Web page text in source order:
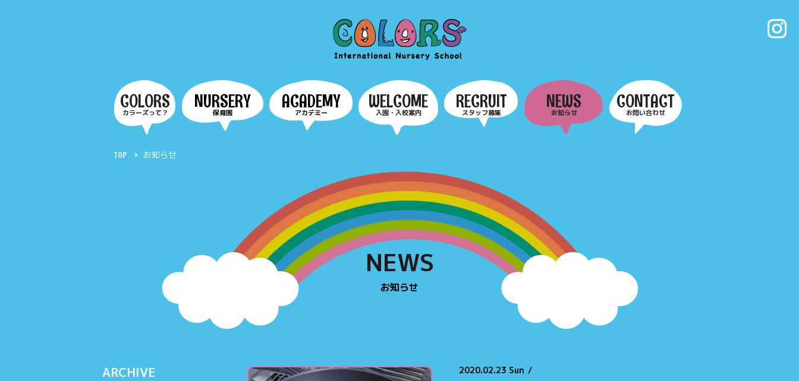
COLORS
カラーズって？
NURSERY
保育園
ACADEMY
アカデミー
WELCOME
入園・入校案内
RECRUIT
スタッフ募集
NEWS
お知らせ
CONTACT
お問い合わせ
TOP お知らせ
NEWS
お知らせ
ARCHIVE 2020.02.23 Sun /